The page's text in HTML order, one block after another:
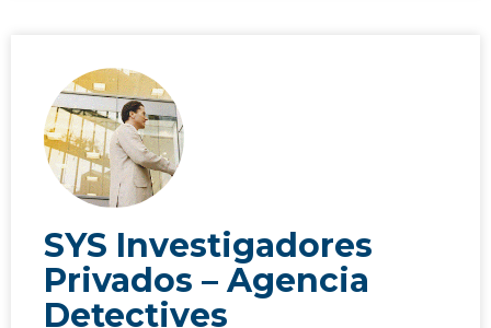
SYS Investigadores
Privados – Agencia
Detectives